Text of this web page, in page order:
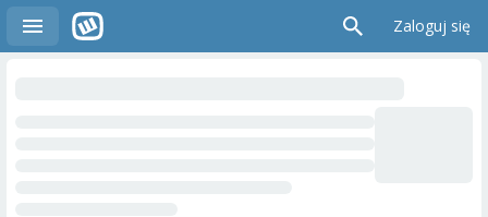
Zaloguj się